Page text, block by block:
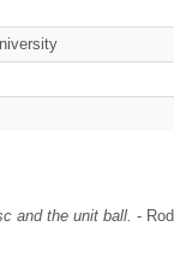
and the unit ball. -